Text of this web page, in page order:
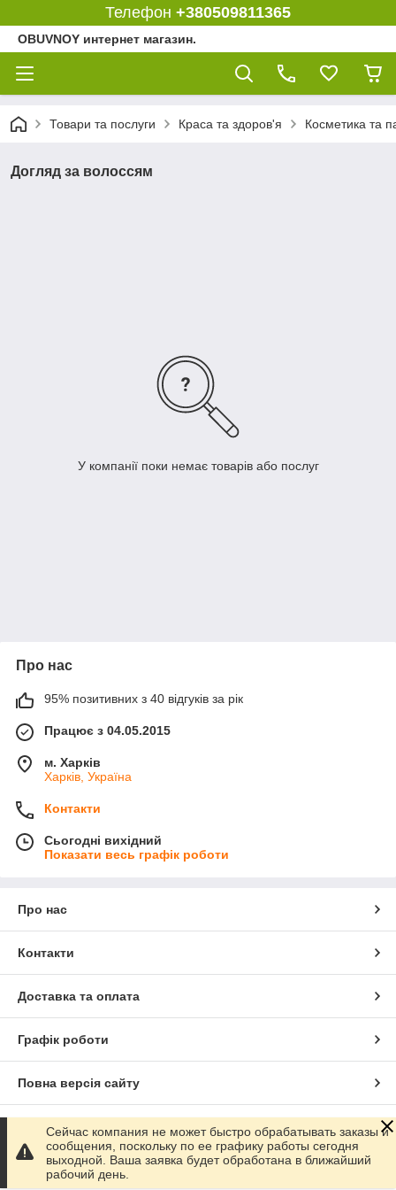
Телефон +380509811365
OBUVNOY интернет магазин.
Товари та послуги Краса та здоров'я Косметика та
Догляд за волоссям
У компанії поки немає товарів або послуг
Про нас
95% позитивних з 40 відгуків за рік
Працює з 04.05.2015
м. Харків
Харків, Україна
Контакти
Сьогодні вихідний
Показати весь графік роботи
Про нас
Контакти
Доставка та оплата
Графік роботи
Повна версія сайту
Сайт створено на маркетплейсі Prom.ua
Політика конфіденційності
Сейчас компания не может быстро обрабатывать заказы и
сообщения, поскольку по ее графику работы сегодня
выходной. Ваша заявка будет обработана в ближайший
рабочий день.